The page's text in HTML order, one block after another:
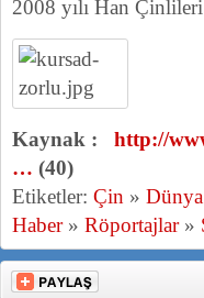
2008 yılı Han
Kaynak : http://
… (40)
Etiketler: Çin » Dünya
Haber» Röportajlar»